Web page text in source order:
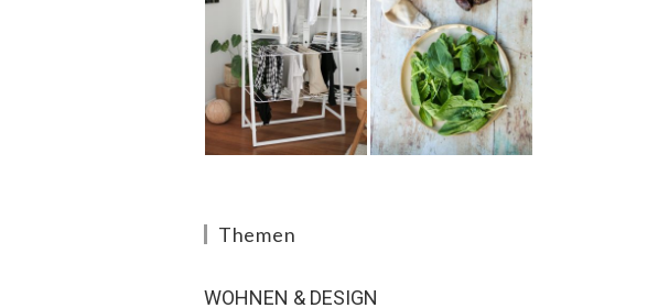
Themen
WOHNEN & DESIGN